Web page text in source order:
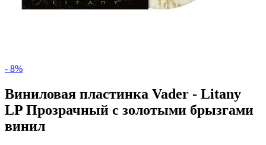
- 8%
Виниловая пластинка Vader - Litany
LP Прозрачный с золотыми брызгами
винил